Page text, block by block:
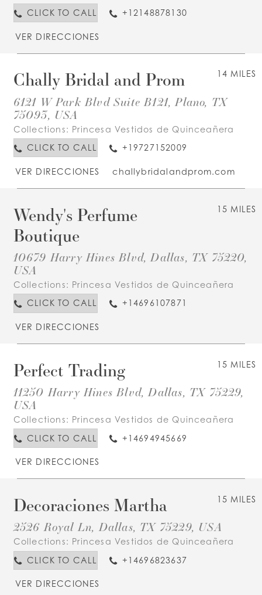
CLICK TO CALL
+12148878130
VER DIRECCIONES
14 MILES
Chally Bridal and Prom
6121 W Park Blvd Suite B121, Plano, TX
75093, USA
Collections: Princesa Vestidos de Quinceañera
CLICK TO CALL
+19727152009
VER DIRECCIONES challybridalandprom.com
15 MILES
Wendy's Perfume
Boutique
10679 Harry Hines Blvd, Dallas, TX 75220,
USA
Collections: Princesa Vestidos de Quinceañera
CLICK TO CALL
+14696107871
VER DIRECCIONES
15 MILES
Perfect Trading
11250 Harry Hines Blvd, Dallas, TX 75229,
USA
Collections: Princesa Vestidos de Quinceañera
CLICK TO CALL
+14694945669
VER DIRECCIONES
15 MILES
Decoraciones Martha
2526 Royal Ln, Dallas, TX 75229, USA
Collections: Princesa Vestidos de Quinceañera
CLICK TO CALL
+14696823637
VER DIRECCIONES